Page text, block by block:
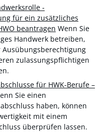
-
für ein zusätzliches
beantragen Wenn Sie
Handwerk betreiben,
Ausübungsberechtigung
zulassungspflichtigen
für HWK-Berufe –
Sie einen
haben, können
mit einem
überprüfen lassen.